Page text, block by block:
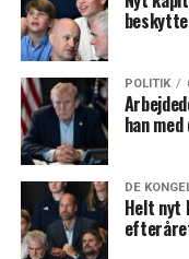
POLITIK
han
DE
Helt nyt